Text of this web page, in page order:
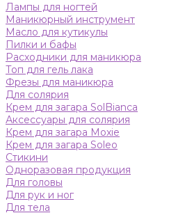
Лампы для ногтей
Маникюрный инструмент
Масло для кутикулы
Пилки и бафы
Расходники для маникюра
Топ для гель лака
Фрезы для маникюра
Для солярия
Крем для загара SolBianca
Аксессуары для солярия
Крем для загара Moxie
Крем для загара Soleo
Стикини
Одноразовая продукция
Для головы
Для рук и ног
Для тела